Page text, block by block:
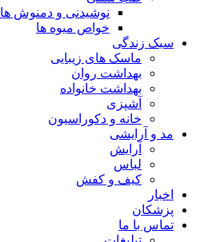
نوشیدنی و دمنوش ها
خواص میوه ها
سبک زندگی
ماسک های زیبایی
بهداشت روان
بهداشت خانواده
آشپزی
خانه و دکوراسیون
مد و آرایشی
آرایش
لباس
کیف و کفش
اخبار
پزشکان
تماس با ما